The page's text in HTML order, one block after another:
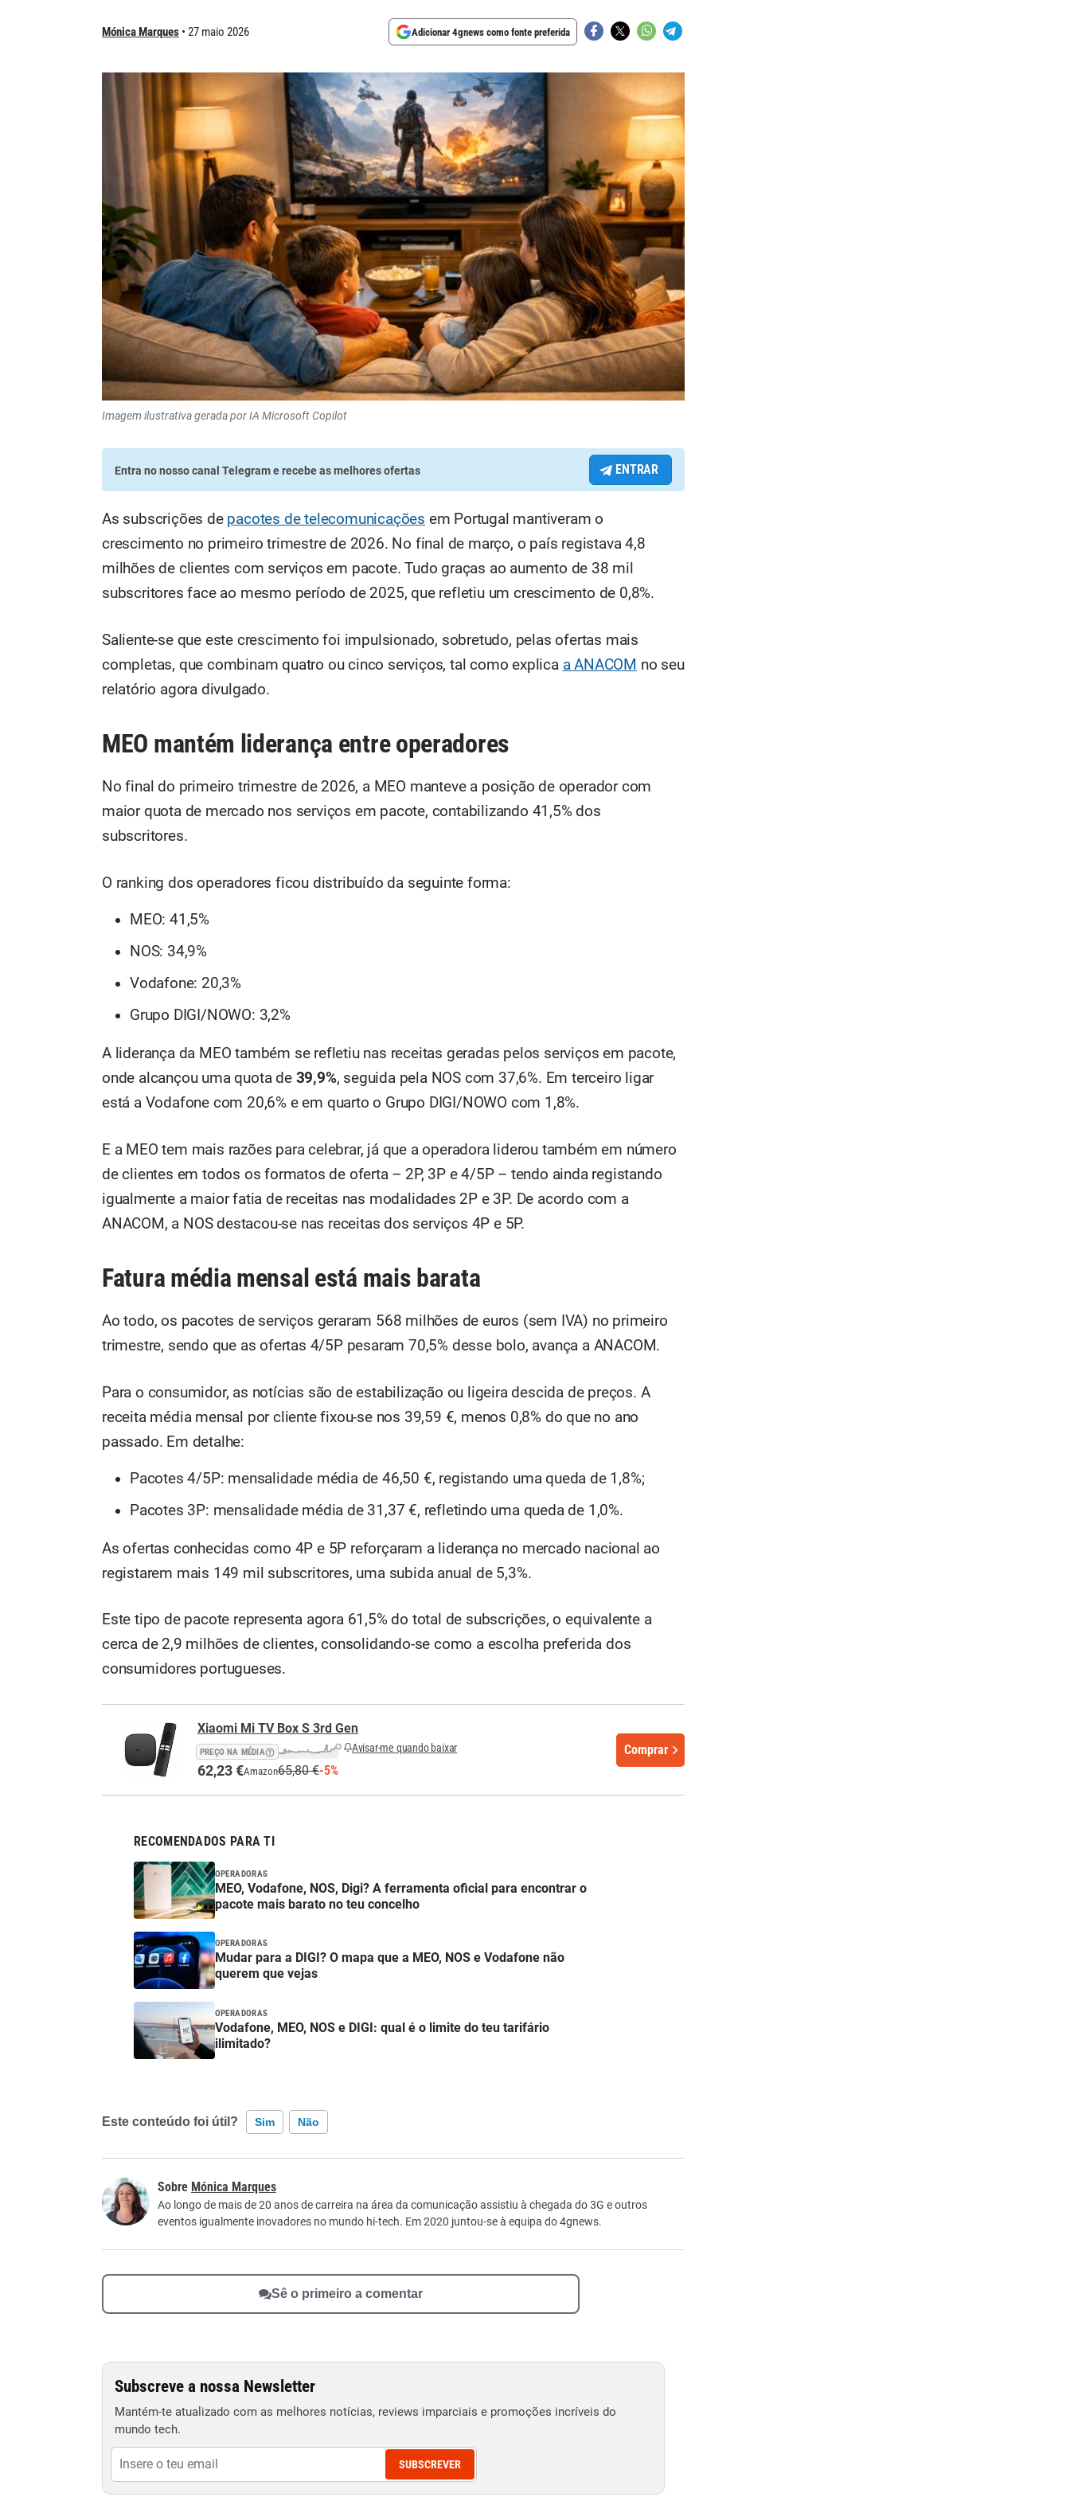
Mónica Marques 27 maio 2026 Adicionar 4gnews como fonte preferida
Imagem ilustrativa gerada por IA Microsoft Copilot
Entra no nosso canal Telegrame recebe as melhores ofertas ENTRAR
As subscrições de pacotes de telecomunicações em Portugal mantiveram o
crescimento no primeiro trimestre de 2026. No final de março, o país registava 4,8
milhões de clientes com serviços em pacote. Tudo graças ao aumento de 38 mil
subscritores face ao mesmo período de 2025, que refletiu um crescimento de 0,8%.
Saliente-se que este crescimento foi impulsionado, sobretudo, pelas ofertas mais
completas, que combinam quatro ou cinco serviços, tal como explica a ANACOM no seu
relatório agora divulgado.
MEO mantém liderança entre operadores
No final do primeiro trimestre de 2026, a MEO manteve a posição de operador com
maior quota de mercado nos serviços em pacote, contabilizando 41,5% dos
subscritores.
O ranking dos operadores ficou distribuído da seguinte forma:
MEO: 41,5%
NOS: 34,9%
Vodafone: 20,3%
Grupo DIGI/NOWO: 3,2%
A liderança da MEO também se refletiu nas receitas geradas pelos serviços em pacote,
onde alcançou uma quota de 39,9%, seguida pela NOS com 37,6%. Em terceiro ligar
está a Vodafone com 20,6% e em quarto o Grupo DIGI/NOWO com 1,8%.
E a MEO tem mais razões para celebrar, já que a operadora liderou também em número
de clientes em todos os formatos de oferta – 2P, 3P e 4/5P – tendo ainda registando
igualmente a maior fatia de receitas nas modalidades 2P e 3P. De acordo com a
ANACOM, a NOS destacou-se nas receitas dos serviços 4P e 5P.
Fatura média mensal está mais barata
Ao todo, os pacotes de serviços geraram 568 milhões de euros (sem IVA) no primeiro
trimestre, sendo que as ofertas 4/5P pesaram 70,5% desse bolo, avança a ANACOM.
Para o consumidor, as notícias são de estabilização ou ligeira descida de preços. A
receita média mensal por cliente fixou-se nos 39,59 €, menos 0,8% do que no ano
passado. Em detalhe:
Pacotes 4/5P: mensalidade média de 46,50 €, registando uma queda de 1,8%;
Pacotes 3P: mensalidade média de 31,37 €, refletindo uma queda de 1,0%.
As ofertas conhecidas como 4P e 5P reforçaram a liderança no mercado nacional ao
registarem mais 149 mil subscritores, uma subida anual de 5,3%.
Este tipo de pacote representa agora 61,5% do total de subscrições, o equivalente a
cerca de 2,9 milhões de clientes, consolidando-se como a escolha preferida dos
consumidores portugueses.
Xiaomi Mi TV Box S 3rd Gen
PREÇO NA MÉDIA Avisar-me quando baixar
62,23 €Amazon65,80 €-5%
Comprar
RECOMENDADOS PARA TI
OPERADORAS
MEO, Vodafone, NOS, Digi? A ferramenta oficial para encontrar o
pacote mais barato no teu concelho
OPERADORAS
Mudar para a DIGI? O mapa que a MEO, NOS e Vodafone não
querem que vejas
OPERADORAS
Vodafone, MEO, NOS e DIGI: qual é o limite do teu tarifário
ilimitado?
Este conteúdo foi útil? Sim Não
Este conteúdo não tem a informação que procuro
Mónica Marques
Ao longo de mais de 20 anos de carreira na área da comunicação assistiu à chegada do 3G e outros
eventos igualmente inovadores no mundo hi-tech. Em 2020 juntou-se à equipa do 4gnews.
Sê o primeiro a comentar
Subscreve a nossa Newsletter
Mantém-te atualizado com as melhores notícias, reviews imparciais e promoções incríveis do
mundo tech.
SUBSCREVER